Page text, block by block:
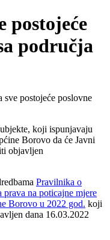
postojeće
područja
sve postojeće poslovne
koji ispunjavaju
Borovo da će Javni
objavljen
Pravilnika o
na poticajne mjere
Borovo u 2022 god. koji
dana 16.03.2022